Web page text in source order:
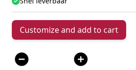
Customize and add to cart
Aantal